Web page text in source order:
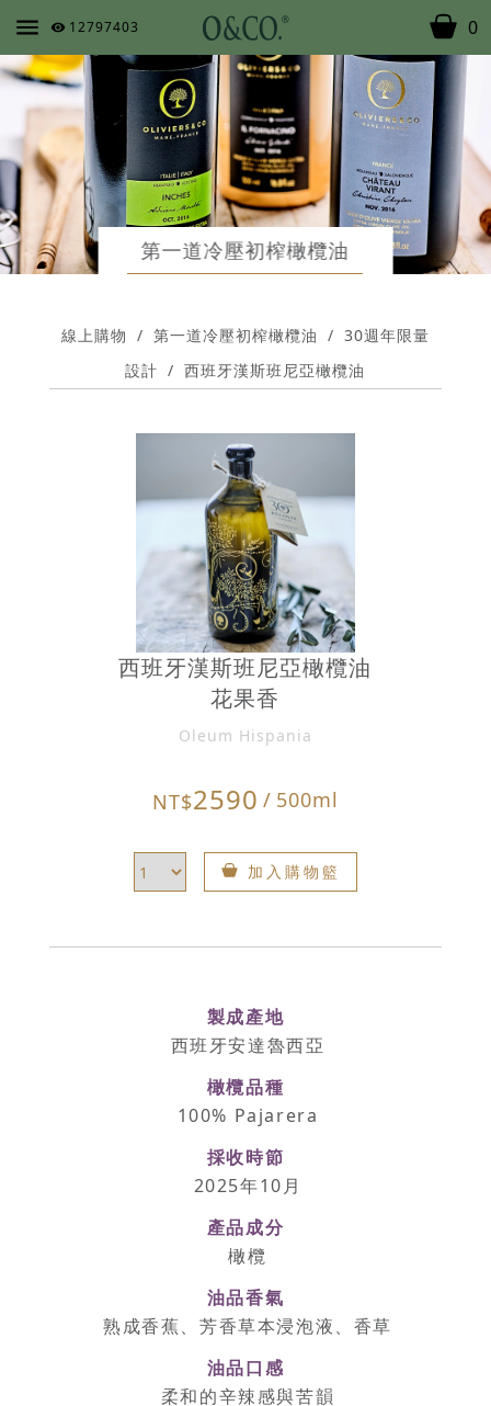
12797403 0
第一道冷壓初榨橄欖油
線上購物 / 第一道冷壓初榨橄欖油 / 30週年限量
設計 / 西班牙漢斯班尼亞橄欖油
西班牙漢斯班尼亞橄欖油
花果香
Oleum Hispania
NT$2590 / 500ml
加入購物籃
製成產地
西班牙安達魯西亞
橄欖品種
100% Pajarera
採收時節
2025年10月
產品成分
橄欖
油品香氣
熟成香蕉、芳香草本浸泡液、香草
油品口感
柔和的辛辣感與苦韻